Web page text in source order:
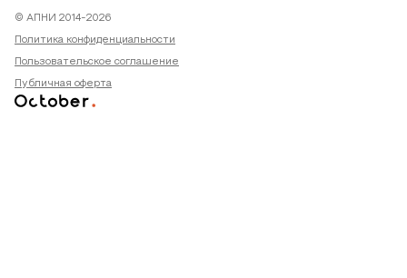
© АПНИ 2014-2026
Политика конфиденциальности
Пользовательское соглашение
Публичная оферта